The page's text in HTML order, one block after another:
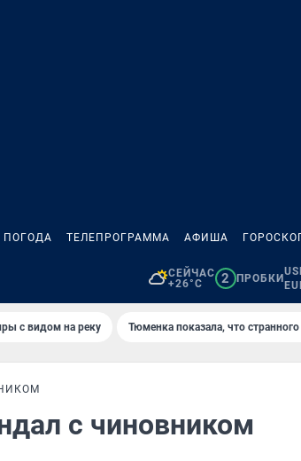
ПОГОДА ТЕЛЕПРОГРАММА АФИША
СЕЙЧАС
+26°C
2 ПРОБКИ
с видом на реку Тюменка показала, что
с чиновником